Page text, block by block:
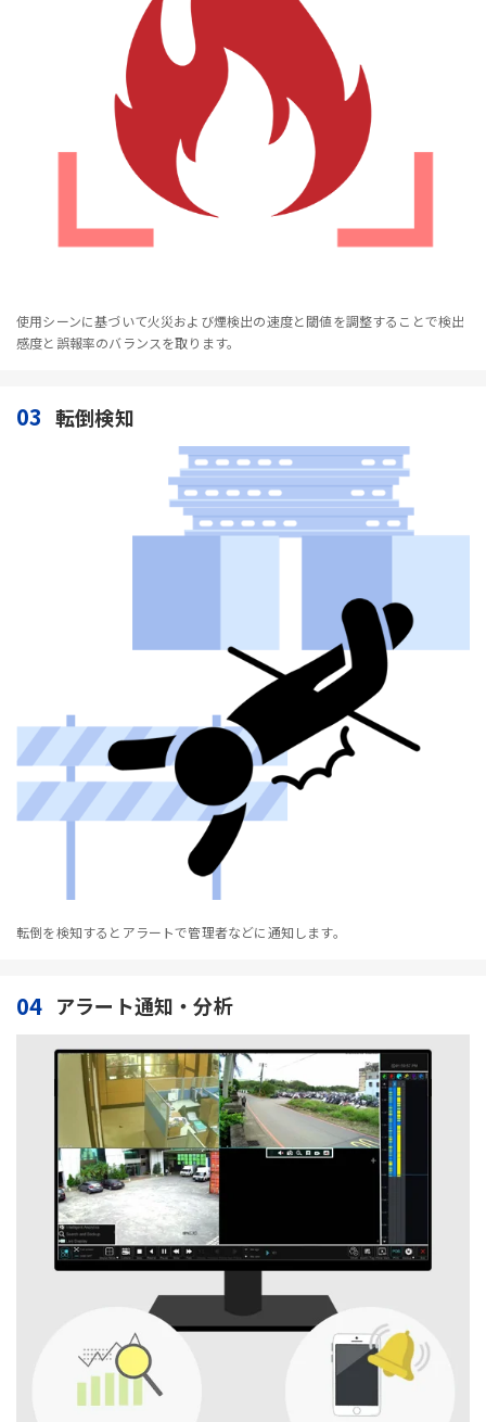
使用シーンに基づいて火災および煙検出の速度と閾値を調整することで検出
感度と誤報率のバランスを取ります。
03 転倒検知
転倒を検知するとアラートで管理者などに通知します。
04 アラート通知・分析